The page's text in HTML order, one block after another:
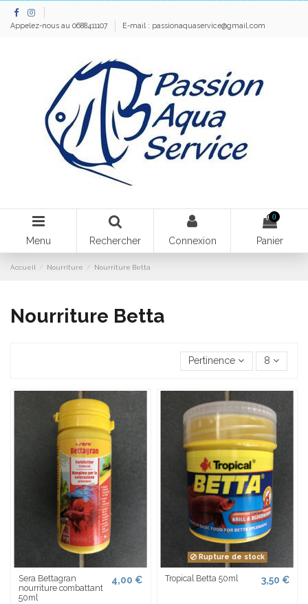
Appelez-nous au 0688411107 E-mail : passionaquaservice@gmail.com
Menu Rechercher Connexion
0
Panier
Accueil Nourriture Nourriture Betta
Nourriture Betta
Pertinence 8
Sera Bettagran
nourriture combattant
50ml
4,00 €
Rupture de stock
Tropical Betta 50ml 3,50 €